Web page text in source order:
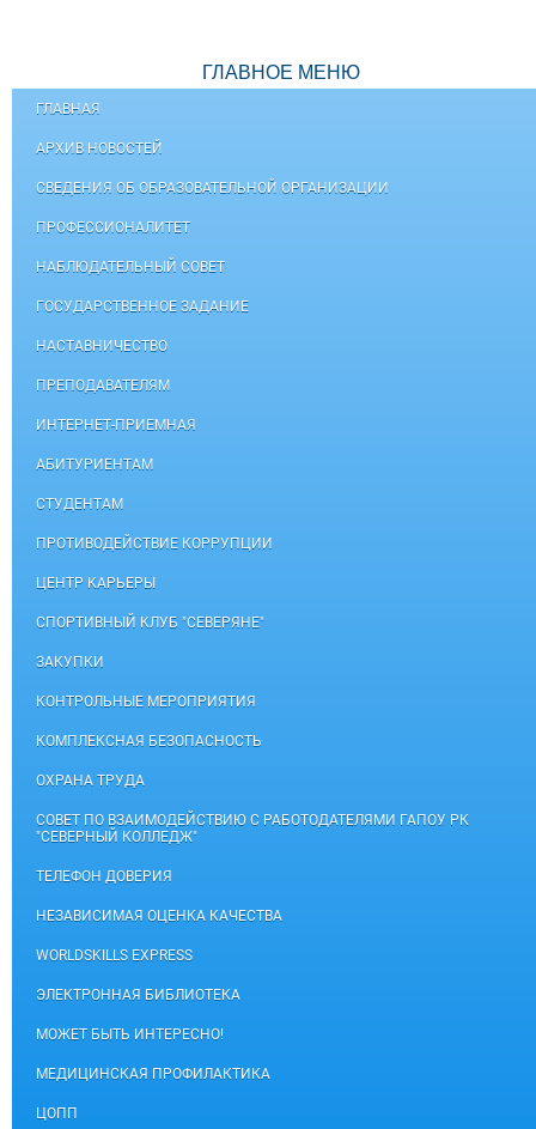
ГЛАВНОЕ МЕНЮ
ГЛАВНАЯ
АРХИВ НОВОСТЕЙ
СВЕДЕНИЯ ОБ ОБРАЗОВАТЕЛЬНОЙ ОРГАНИЗАЦИИ
ПРОФЕССИОНАЛИТЕТ
НАБЛЮДАТЕЛЬНЫЙ СОВЕТ
ГОСУДАРСТВЕННОЕ ЗАДАНИЕ
НАСТАВНИЧЕСТВО
ПРЕПОДАВАТЕЛЯМ
ИНТЕРНЕТ-ПРИЕМНАЯ
АБИТУРИЕНТАМ
СТУДЕНТАМ
ПРОТИВОДЕЙСТВИЕ КОРРУПЦИИ
ЦЕНТР КАРЬЕРЫ
СПОРТИВНЫЙ КЛУБ "СЕВЕРЯНЕ"
ЗАКУПКИ
КОНТРОЛЬНЫЕ МЕРОПРИЯТИЯ
КОМПЛЕКСНАЯ БЕЗОПАСНОСТЬ
ОХРАНА ТРУДА
СОВЕТ ПО ВЗАИМОДЕЙСТВИЮ С РАБОТОДАТЕЛЯМИ ГАПОУ РК
"СЕВЕРНЫЙ КОЛЛЕДЖ"
ТЕЛЕФОН ДОВЕРИЯ
НЕЗАВИСИМАЯ ОЦЕНКА КАЧЕСТВА
WORLDSKILLS EXPRESS
ЭЛЕКТРОННАЯ БИБЛИОТЕКА
МОЖЕТ БЫТЬ ИНТЕРЕСНО!
МЕДИЦИНСКАЯ ПРОФИЛАКТИКА
ЦОПП